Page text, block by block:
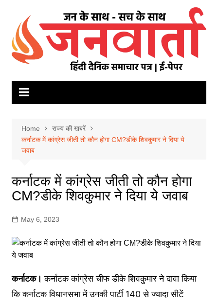
content
Home
राज्य की खबरें
कर्नाटक में कांग्रेस जीती तो कौन होगा CM?डीके शिवकुमार ने दिया ये
जवाब
कर्नाटक में कांग्रेस जीती तो कौन होगा
CM?डीके शिवकुमार ने दिया ये जवाब
May 6, 2023
कर्नाटक। कर्नाटक कांग्रेस चीफ डीके शिवकुमार ने दावा किया
कि कर्नाटक विधानसभा में उनकी पार्टी 140 से ज्यादा सीटें